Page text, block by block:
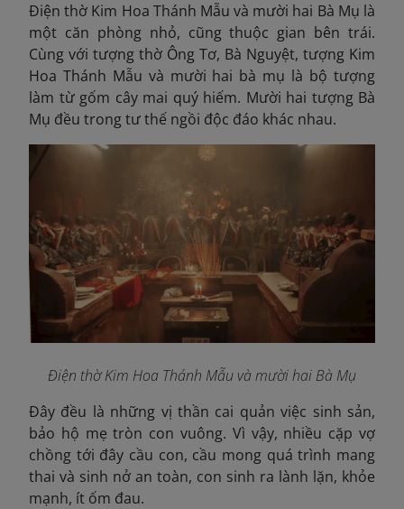
Điện thờ Kim Hoa Thánh Mẫu và mười hai Bà Mụ là
một căn phòng nhỏ, cũng thuộc gian bên trái.
Cùng với tượng thờ Ông Tơ, Bà Nguyệt, tượng Kim
Hoa Thánh Mẫu và mười hai bà mụ là bộ tượng
làm từ gốm cây mai quý hiếm. Mười hai tượng Bà
Mụ đều trong tư thế ngồi độc đáo khác nhau.
Điện thờ Kim Hoa Thánh Mẫu và mười hai Bà Mụ
Đây đều là những vị thần cai quản việc sinh sản,
bảo hộ mẹ tròn con vuông. Vì vậy, nhiều cặp vợ
chồng tới đây cầu con, cầu mong quá trình mang
thai và sinh nở an toàn, con sinh ra lành lặn, khỏe
mạnh, ít ốm đau.